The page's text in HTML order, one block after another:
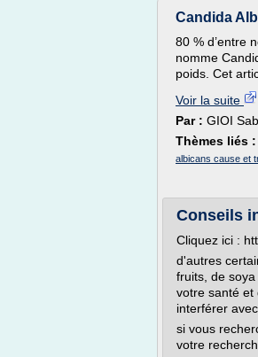
Candida
80 % d’entre
nomme
poids. Cet
Voir la suite
Par : GIOI Sab
Thèmes liés :
albicans cause et
Conseils
Cliquez ici :
d'autres
fruits, de
votre santé et
interférer
si vous
votre